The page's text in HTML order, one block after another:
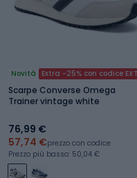
Novità Extra -25% con codice
Scarpe Converse Omega
Trainer vintage white
76,99 €
57,74 €prezzo con codice
Prezzo più basso: 50,04 €